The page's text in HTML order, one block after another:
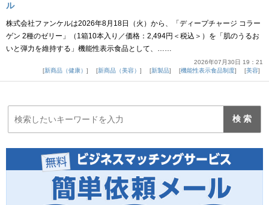
ル
株式会社ファンケルは2026年8月18日（火）から、「ディープチャージ コラー
ゲン 2種のゼリー」（1箱10本入り／価格：2,494円＜税込＞）を「肌のうるお
いと弾力を維持する」機能性表示食品として、……
2026年07月30日 19：21
新商品（健康）
新商品（美容） 新製品 機能性表示食品制度 美容